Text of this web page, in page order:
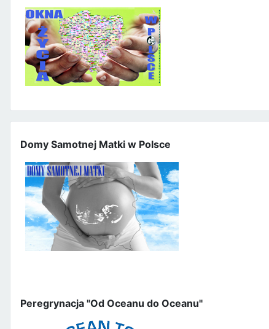
Domy Samotnej Matki w Polsce
Peregrynacja "Od Oceanu do Oceanu"